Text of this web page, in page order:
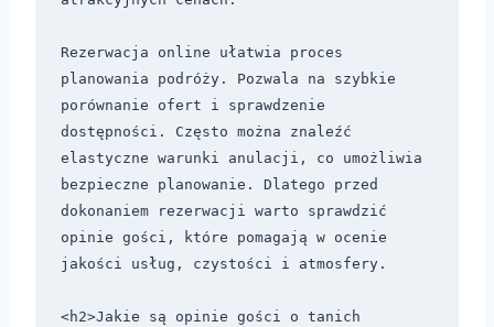
Rezerwacja online ułatwia proces
planowania podróży. Pozwala na szybkie
porównanie ofert i sprawdzenie
dostępności. Często można znaleźć
elastyczne warunki anulacji, co umożliwia
bezpieczne planowanie. Dlatego przed
dokonaniem rezerwacji warto sprawdzić
opinie gości, które pomagają w ocenie
jakości usług, czystości i atmosfery.
<h2>Jakie są opinie gości o tanich